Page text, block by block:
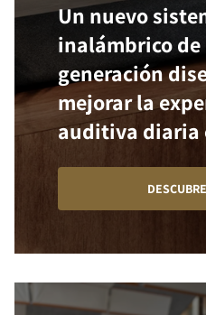
Un nuevo
inalámbrico
generación
mejorar la
auditiva diaria